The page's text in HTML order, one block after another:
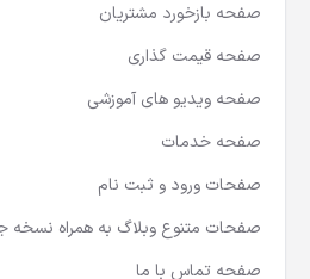
صفحه بازخورد مشتریان
صفحه قیمت گذاری
صفحه ویدیو های آموزشی
صفحه خدمات
صفحات ورود و ثبت نام
صفحات متنوع وبلاگ به همراه نسخه
صفحه تماس با ما